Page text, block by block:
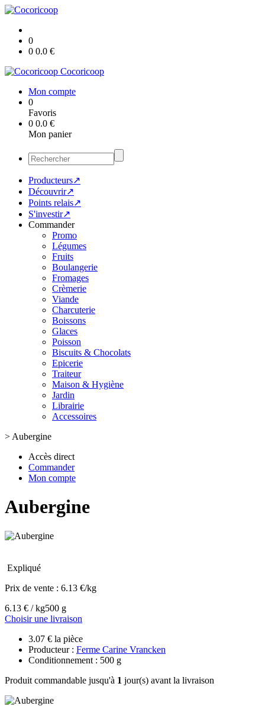
0
0 0.0 €
Cocoricoop
Mon compte
0
Favoris
0 0.0 €
Mon panier
Producteurs↗
Découvrir↗
Points relais↗
S'investir↗
Commander
Promo
Légumes
Fruits
Boulangerie
Fromages
Crèmerie
Viande
Charcuterie
Boissons
Glaces
Poisson
Biscuits & Chocolats
Epicerie
Traiteur
Maison & Hygiène
Jardin
Librairie
Accessoires
> Aubergine
Accès direct
Commander
Mon compte
Aubergine
Expliqué
Prix de vente : 6.13 €/kg
6.13 € / kg500 g
Choisir une livraison
3.07 € la pièce
Producteur : Ferme Carine Vrancken
Conditionnement : 500 g
Produit commandable jusqu'à 1 jour(s) avant la livraison